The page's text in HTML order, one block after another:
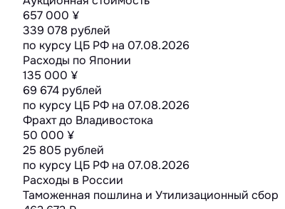
657 000 ¥
339 078 рублей
по курсу ЦБ РФ на 07.08.2026
Расходы по Японии
135 000 ¥
69 674 рублей
по курсу ЦБ РФ на 07.08.2026
Фрахт до Владивостока
50 000 ¥
25 805 рублей
по курсу ЦБ РФ на 07.08.2026
Расходы в России
Таможенная пошлина и Утилизационный сбор